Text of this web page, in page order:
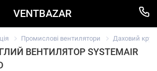
VENTBAZAR
Промислові вентилятори Даховий
ВЕНТИЛЯТОР SYSTEMAIR